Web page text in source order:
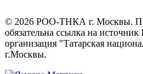
© 2026 РОО-ТНКА г. Москвы.
обязательна ссылка на
организация "Татарская
г.Москвы.